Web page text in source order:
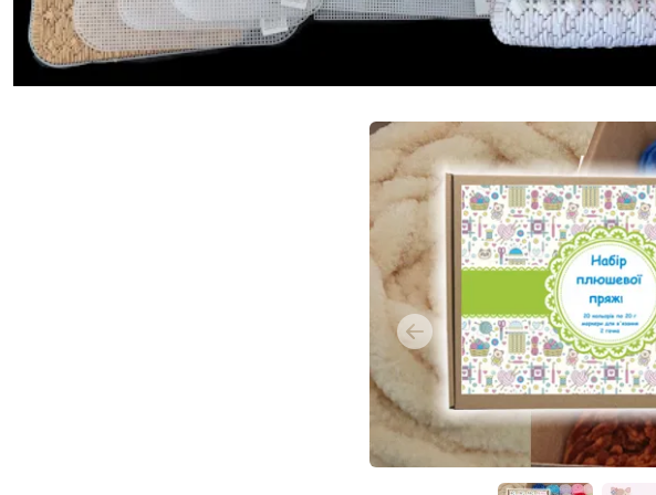
Previous